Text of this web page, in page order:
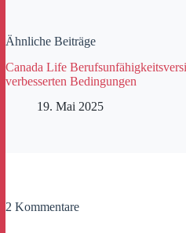
Ähnliche Beiträge
Canada Life
verbesserten Bedingungen
19. Mai 2025
2 Kommentare